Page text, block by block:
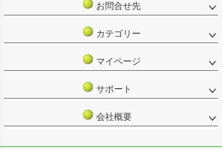
お問合せ先
カテゴリー
マイページ
サポート
会社概要